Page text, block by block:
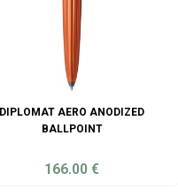
DIPLOMAT AERO ANODIZED
BALLPOINT
166.00€